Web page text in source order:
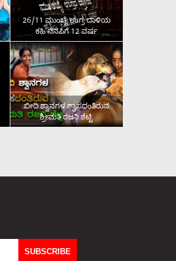
26/11 ಮುಂಬೈ ಉಗ್ರ ದಾಳಿಯ
ಕಹಿ ನೆನಪಿಗೆ 12 ವರ್ಷ
ಬೀದಿ ಶ್ವಾನಗಳ ಶ್ವಾಸದಂತಿರುವ
ಶ್ರೀಮತಿ ರಜನಿ ಶೆಟ್ಟಿ